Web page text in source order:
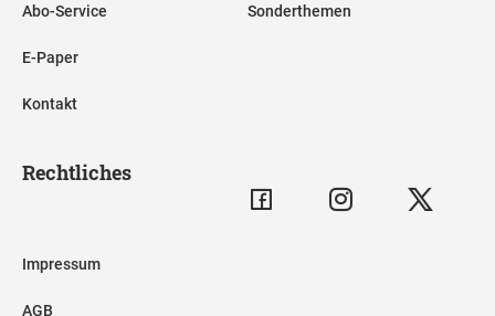
Abo-Service
E-Paper
Kontakt
Sonderthemen
Rechtliches
Impressum
AGB